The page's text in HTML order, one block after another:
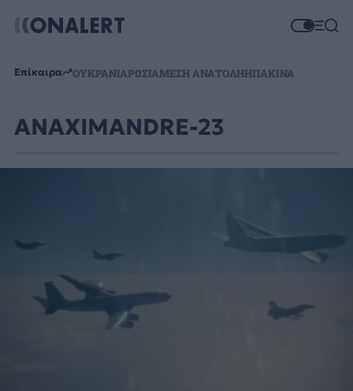
Επίκαιρα ΟΥΚΡΑΝΙΑΡΩΣΙΑΜΕΣΗ ΑΝΑΤΟΛΗΗΠΑΚΙΝΑ
ANAXIMANDRE-23